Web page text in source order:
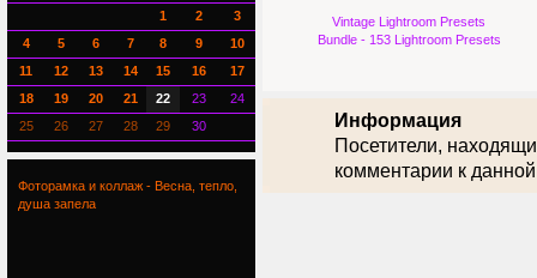
Vintage Lightroom Presets
Bundle - 153 Lightroom Presets
Информация
Посетители,
комментарии к
1
2
3
4
5 6 7 8 9
10
11
12 13 14 15 16
17
18
19 20 21 22 23
24
25
26 27 28 29 30
Фоторамка и коллаж - Весна, тепло,
душа запела